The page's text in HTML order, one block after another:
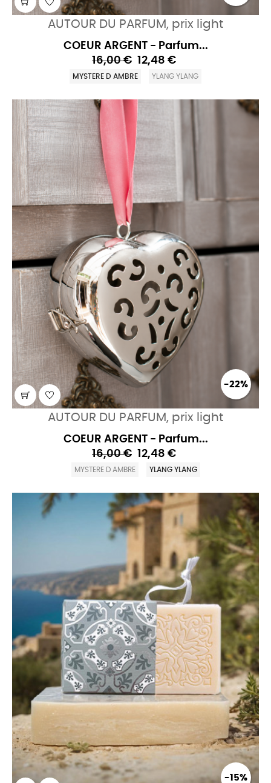
AUTOUR DU PARFUM, prix light
COEUR ARGENT - Parfum...
16,00 € 12,48 €
MYSTERE D AMBRE YLANG YLANG
-22%
AUTOUR DU PARFUM, prix light
COEUR ARGENT - Parfum...
16,00 € 12,48 €
MYSTERE D AMBRE YLANG YLANG
-15%